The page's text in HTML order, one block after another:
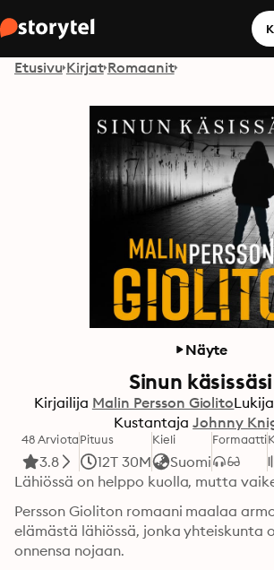
Etusivu Kirjat Romaanit
Näyte
Sinun käsissäsi
Kirjailija Malin Persson GiolitoLukija
Kustantaja Johnny
48 Arviota
3.8
Pituus
12T 30M
Kieli
Suomi
Formaatti
Lähiössä on helppo kuolla, mutta
Persson Gioliton romaani maalaa
elämästä lähiössä, jonka yhteiskunta
onnensa nojaan.